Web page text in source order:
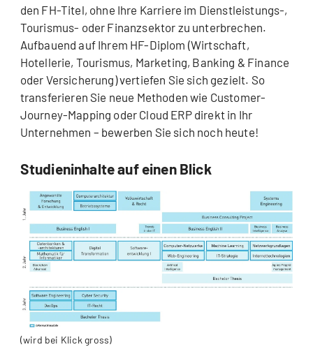
den FH-Titel, ohne Ihre Karriere im Dienstleistungs-,
Tourismus- oder Finanzsektor zu unterbrechen.
Aufbauend auf Ihrem HF-Diplom (Wirtschaft,
Hotellerie, Tourismus, Marketing, Banking & Finance
oder Versicherung) vertiefen Sie sich gezielt. So
transferieren Sie neue Methoden wie Customer-
Journey-Mapping oder Cloud ERP direkt in Ihr
Unternehmen – bewerben Sie sich noch heute!
Studieninhalte auf einen Blick
(wird bei Klick gross)